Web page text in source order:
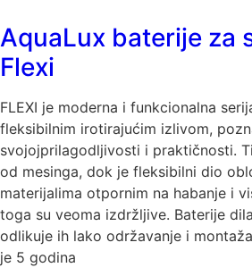
AquaLux baterije za
Flexi
FLEXI je moderna i funkcionalna
fleksibilnim irotirajućim izlivom,
svojojprilagodljivosti i praktičnosti.
od mesinga, dok je fleksibilni dio
materijalima otpornim na habanje i
toga su veoma izdržljive. Baterije
odlikuje ih lako održavanje i
je 5 godina